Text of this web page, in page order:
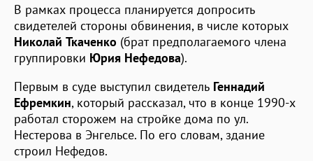
В рамках процесса планируется допросить
свидетелей стороны обвинения, в числе которых
Николай Ткаченко (брат предполагаемого члена
группировки Юрия Нефедова).
Первым в суде выступил свидетель Геннадий
Ефремкин, который рассказал, что в конце 1990-х
работал сторожем на стройке дома по ул.
Нестерова в Энгельсе. По его словам, здание
строил Нефедов.